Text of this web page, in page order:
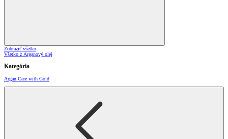
Zobraziť všetko
Všetko z Arganový olej
Kategória
Argan Care with Gold